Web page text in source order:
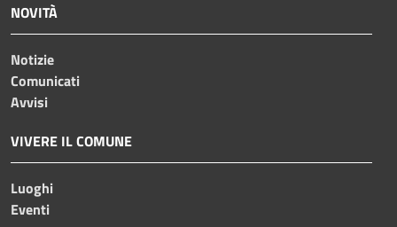
NOVITÀ
Notizie
Comunicati
Avvisi
VIVERE IL COMUNE
Luoghi
Eventi